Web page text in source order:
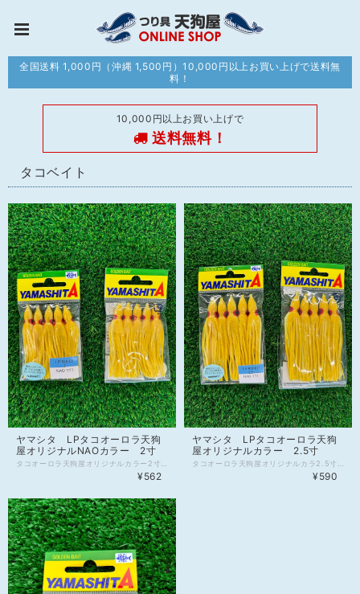
全国送料 1,000円（沖縄 1,500円）10,000円以上お買い上げで送料無
料！
10,000円以上お買い上げで
送料無料！
タコベイト
ヤマシタ LPタコオーロラ天狗
屋オリジナルNAOカラー 2寸
¥562
ヤマシタ LPタコオーロラ天狗
屋オリジナルカラー 2.5寸
¥590